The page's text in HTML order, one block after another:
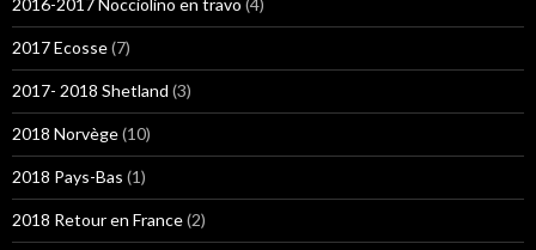
2016-2017 Nocciolino en travo (4)
2017 Ecosse(7)
2017- 2018 Shetland (3)
2018 Norvège(10)
2018 Pays-Bas (1)
2018 Retour en France(2)